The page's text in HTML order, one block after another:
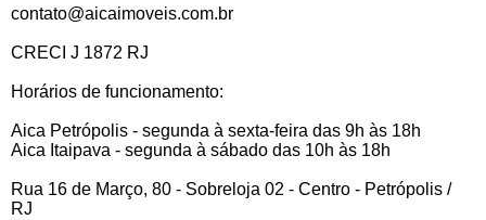
contato@aicaimoveis.com.br
CRECI J 1872 RJ
Horários de funcionamento:
Aica Petrópolis - segunda à sexta-feira das 9h às 18h
Aica Itaipava - segunda à sábado das 10h às 18h
Rua 16 de Março, 80 - Sobreloja 02 - Centro - Petrópolis /
RJ